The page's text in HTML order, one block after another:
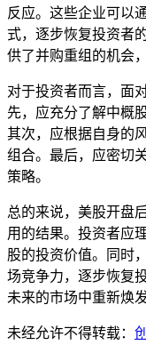
反应。这些企业可以
式，逐步恢复投资者
供了并购重组的机会
对于投资者而言，面
先，应充分了解中概
其次，应根据自身的
组合。最后，应密切
策略。
总的来说，美股开盘
用的结果。投资者应
股的投资价值。同时
场竞争力，逐步恢复
未来的市场中重新焕
未经允许不得转载：